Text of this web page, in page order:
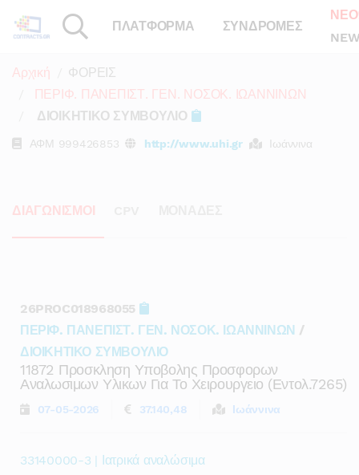
ΠΛΑΤΦΟΡΜΑ ΣΥΝΔΡΟΜΕΣ
Αρχική
ΦΟΡΕΙΣ
ΠΕΡΙΦ. ΠΑΝΕΠΙΣΤ. ΓΕΝ. ΝΟΣΟΚ. ΙΩΑΝΝΙΝΩΝ
ΔΙΟΙΚΗΤΙΚΟ ΣΥΜΒΟΥΛΙΟ
ΑΦΜ 999426853 http://www.uhi.gr Ιωάννινα
ΔΙΑΓΩΝΙΣΜΟΙ
26PROC018968055
ΠΕΡΙΦ. ΠΑΝΕΠΙΣΤ. ΓΕΝ. ΝΟΣΟΚ. ΙΩΑΝΝΙΝΩΝ /
ΔΙΟΙΚΗΤΙΚΟ ΣΥΜΒΟΥΛΙΟ
11872 Προσκληση Υποβολης Προσφορων
Αναλωσιμων Υλικων Για Το Χειρουργειο (εντολ.7265)
07-05-2026 37.140,48 Ιωάννινα
33140000-3 | Ιατρικά αναλώσιμα